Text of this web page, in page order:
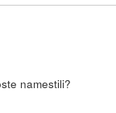
namestili?